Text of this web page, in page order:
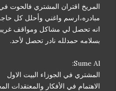
المريخ اقتران المشتري فالحوت
مبادره،ارسم واغني وأحلل كل
انه تحصل لي مشاكل ومواقف
بسلامه حمدلله نادر تحصل لأحد.
Sume Al:
المشتري في الجوزاء البيت الاول
الاهتمام في الأفكار والمعتقدات